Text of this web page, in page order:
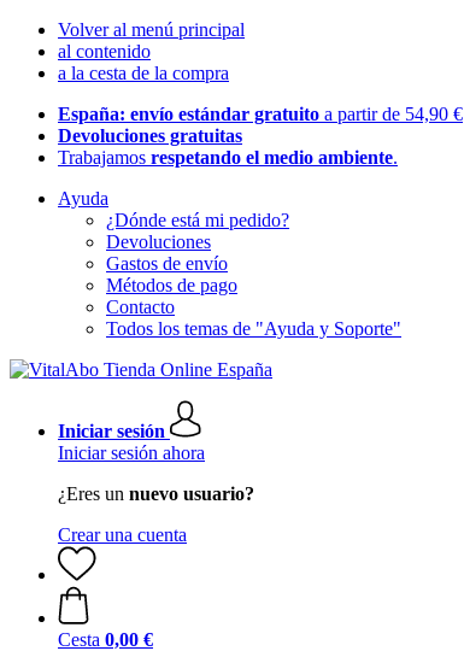
Volver al menú principal
al contenido
a la cesta de la compra
España: envío estándar gratuito a partir de 54,90 €
Devoluciones gratuitas
Trabajamos respetando el medio ambiente.
Ayuda
¿Dónde está mi pedido?
Devoluciones
Gastos de envío
Métodos de pago
Contacto
Todos los temas de "Ayuda y Soporte"
Iniciar sesión
Iniciar sesión ahora
¿Eres un nuevo usuario?
Crear una cuenta
Cesta 0,00 €